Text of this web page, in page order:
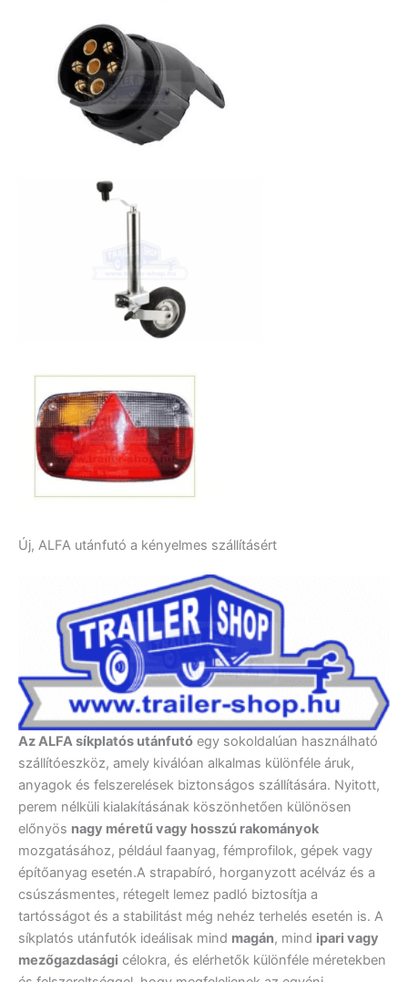
Új, ALFA utánfutó a kényelmes szállításért
Az ALFA síkplatós utánfutó egy sokoldalúan használható
szállítóeszköz, amely kiválóan alkalmas különféle áruk,
anyagok és felszerelések biztonságos szállítására. Nyitott,
perem nélküli kialakításának köszönhetően különösen
előnyös nagy méretű vagy hosszú rakományok
mozgatásához, például faanyag, fémprofilok, gépek vagy
építőanyag esetén.A strapabíró, horganyzott acélváz és a
csúszásmentes, rétegelt lemez padló biztosítja a
tartósságot és a stabilitást még nehéz terhelés esetén is. A
síkplatós utánfutók ideálisak mind magán, mind ipari vagy
mezőgazdasági célokra, és elérhetők különféle méretekben